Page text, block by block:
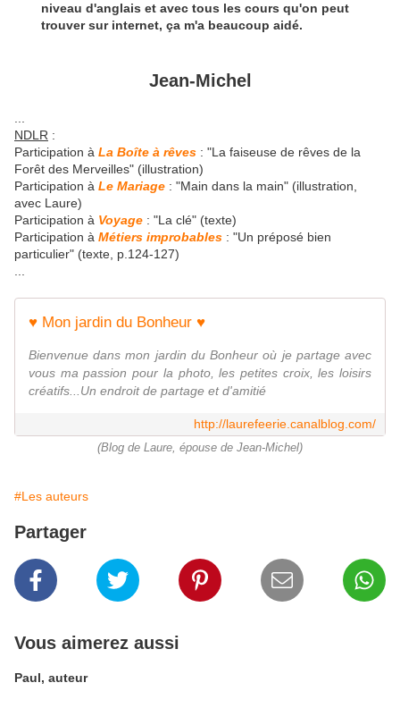
niveau d'anglais et avec tous les cours qu'on peut
trouver sur internet, ça m'a beaucoup aidé.
Jean-Michel
NDLR :
Participation à La Boîte à rêves : "La faiseuse de rêves de la
Forêt des Merveilles" (illustration)
Participation à Le Mariage : "Main dans la main" (illustration,
avec Laure)
Participation à Voyage : "La clé" (texte)
Participation à Métiers improbables : "Un préposé bien
particulier" (texte, p.124-127)
♥ Mon jardin du Bonheur ♥
Bienvenue dans mon jardin du Bonheur où je partage avec
vous ma passion pour la photo, les petites croix, les loisirs
créatifs...Un endroit de partage et d'amitié
http://laurefeerie.canalblog.com/
(Blog de Laure, épouse de Jean-Michel)
#Les auteurs
Partager
Vous aimerez aussi
Paul, auteur